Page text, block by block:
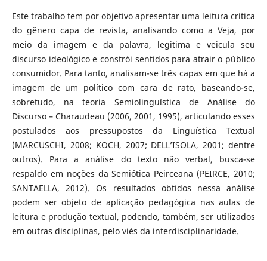
Este trabalho tem por objetivo apresentar uma leitura crítica
do gênero capa de revista, analisando como a Veja, por
meio da imagem e da palavra, legitima e veicula seu
discurso ideológico e constrói sentidos para atrair o público
consumidor. Para tanto, analisam-se três capas em que há a
imagem de um político com cara de rato, baseando-se,
sobretudo, na teoria Semiolinguística de Análise do
Discurso – Charaudeau (2006, 2001, 1995), articulando esses
postulados aos pressupostos da Linguística Textual
(MARCUSCHI, 2008; KOCH, 2007; DELL’ISOLA, 2001; dentre
outros). Para a análise do texto não verbal, busca-se
respaldo em noções da Semiótica Peirceana (PEIRCE, 2010;
SANTAELLA, 2012). Os resultados obtidos nessa análise
podem ser objeto de aplicação pedagógica nas aulas de
leitura e produção textual, podendo, também, ser utilizados
em outras disciplinas, pelo viés da interdisciplinaridade.